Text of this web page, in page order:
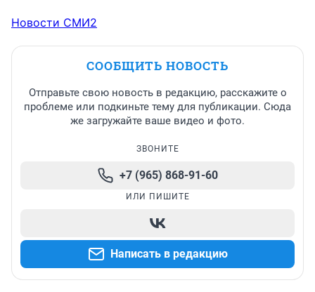
Новости СМИ2
СООБЩИТЬ НОВОСТЬ
Отправьте свою новость в редакцию, расскажите о
проблеме или подкиньте тему для публикации. Сюда
же загружайте ваше видео и фото.
ЗВОНИТЕ
+7 (965) 868-91-60
ИЛИ ПИШИТЕ
Написать в редакцию